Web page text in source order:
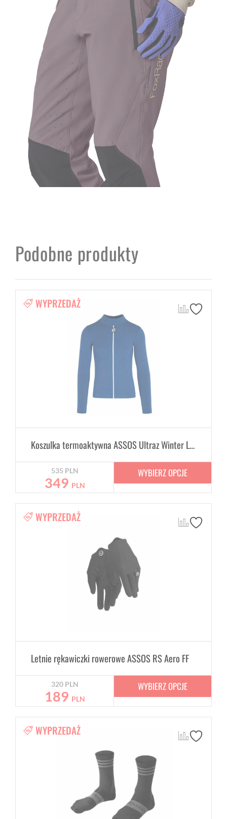
Podobne produkty
WYPRZEDAŻ
Koszulka termoaktywna ASSOS Ultraz Winter LS Skin Layer Blue zimowy izolator ciała
535 PLN
349 PLN
WYBIERZ OPCJE
WYPRZEDAŻ
Letnie rękawiczki rowerowe ASSOS RS Aero FF
320 PLN
189 PLN
WYBIERZ OPCJE
WYPRZEDAŻ